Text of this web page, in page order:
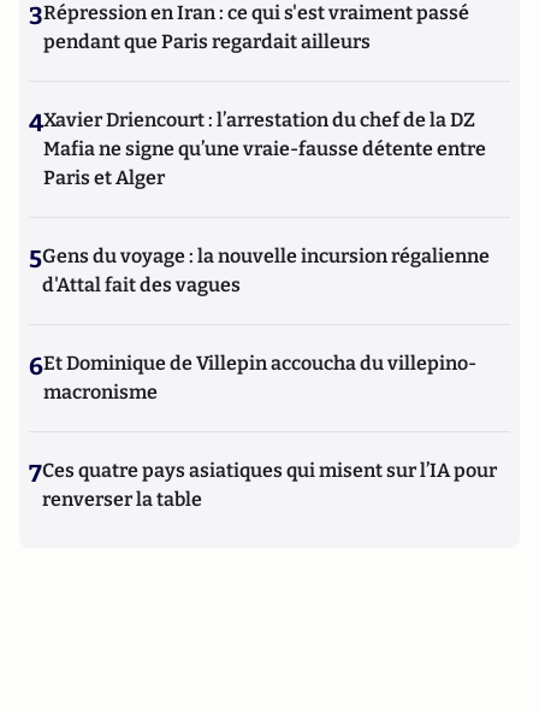
3Répression en Iran : ce qui s'est vraiment passé
pendant que Paris regardait ailleurs
4Xavier Driencourt : l’arrestation du chef de la DZ
Mafia ne signe qu’une vraie-fausse détente entre
Paris et Alger
5Gens du voyage : la nouvelle incursion régalienne
d'Attal fait des vagues
6Et Dominique de Villepin accoucha du villepino-
macronisme
7Ces quatre pays asiatiques qui misent sur l’IA pour
renverser la table